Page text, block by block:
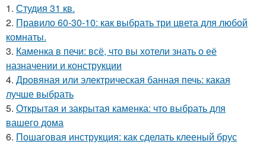
1. Студия 31 кв.
2. Правило 60-30-10: как выбрать три цвета для любой
комнаты.
3. Каменка в печи: всё, что вы хотели знать о её
назначении и конструкции
4. Дровяная или электрическая банная печь: какая
лучше выбрать
5. Открытая и закрытая каменка: что выбрать для
вашего дома
6. Пошаговая инструкция: как сделать клееный брус